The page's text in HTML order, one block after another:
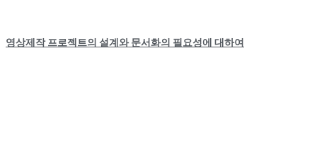
영상제작 프로젝트의 설계와 문서화의 필요성에 대하여